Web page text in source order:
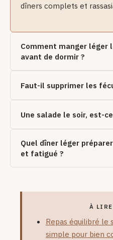
dîners complets et
Comment manger léger
avant de dormir ?
Faut-il supprimer les
Une salade le soir, est-
Quel dîner léger
et fatigué ?
À
Repas équilibré le
simple pour bien